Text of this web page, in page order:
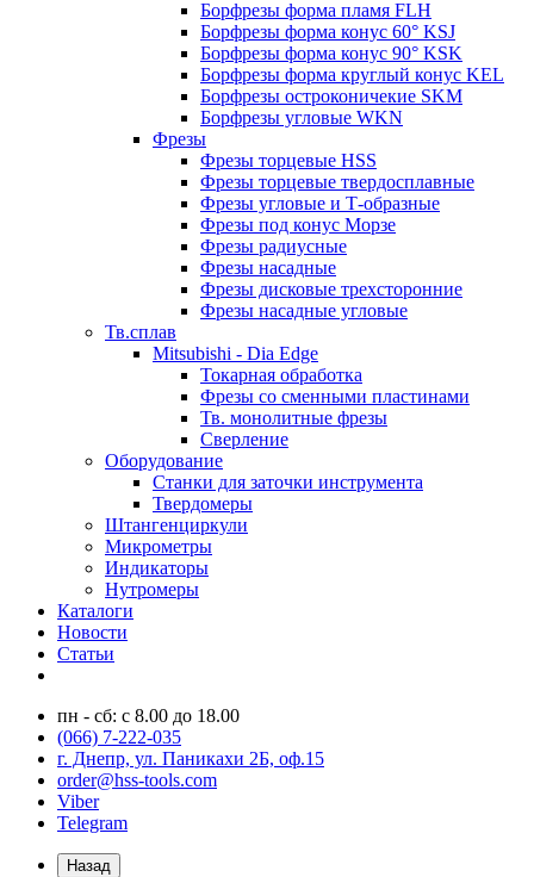
Борфрезы форма пламя FLH
Борфрезы форма конус 60° KSJ
Борфрезы форма конус 90° KSK
Борфрезы форма круглый конус KEL
Борфрезы остроконичекие SKM
Борфрезы угловые WKN
Фрезы
Фрезы торцевые HSS
Фрезы торцевые твердосплавные
Фрезы угловые и Т-образные
Фрезы под конус Морзе
Фрезы радиусные
Фрезы насадные
Фрезы дисковые трехсторонние
Фрезы насадные угловые
Тв.сплав
Mitsubishi - Dia Edge
Токарная обработка
Фрезы со сменными пластинами
Тв. монолитные фрезы
Сверление
Оборудование
Станки для заточки инструмента
Твердомеры
Штангенциркули
Микрометры
Индикаторы
Нутромеры
Каталоги
Новости
Статьи
пн - сб: с 8.00 до 18.00
(066) 7-222-035
г. Днепр, ул. Паникахи 2Б, оф.15
order@hss-tools.com
Viber
Telegram
Назад